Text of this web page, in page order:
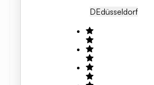
DEDüsseldorf